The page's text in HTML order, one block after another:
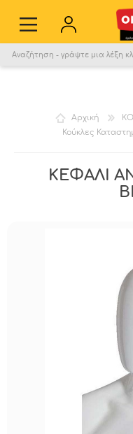
Αγαπημένα
Σύγκριση
Αρχική
Κούκλες
ΚΕΦΑΛΙ